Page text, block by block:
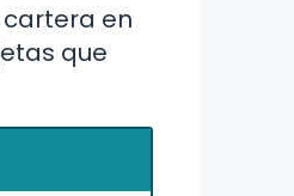
en
que